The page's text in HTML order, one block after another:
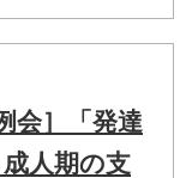
会］「発達
人期の支